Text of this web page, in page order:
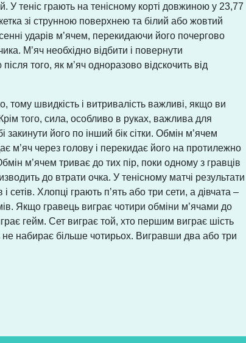
теніс грають на тенісному корті довжиною у 23,77
зі струнною поверхнею та білий або жовтий
ударів м’ячем, перекидаючи його почергово
М’яч необхідно відбити і повернути
того, як м’яч одноразово відскочить від
тому швидкість і витривалість важливі, якщо ви
того, сила, особливо в руках, важлива для
закинути його по інший бік сітки. Обмін м’ячем
м’яч через голову і перекидає його на протилежно
м’ячем триває до тих пір, поки одному з гравців
до втрати очка. У тенісному матчі результати
і сетів. Хлопці грають п’ять або три сети, а дівчата –
Якщо гравець виграє чотири обміни м’ячами до
гейм. Сет виграє той, хто першим виграє шість
набирає більше чотирьох. Вигравши два або три